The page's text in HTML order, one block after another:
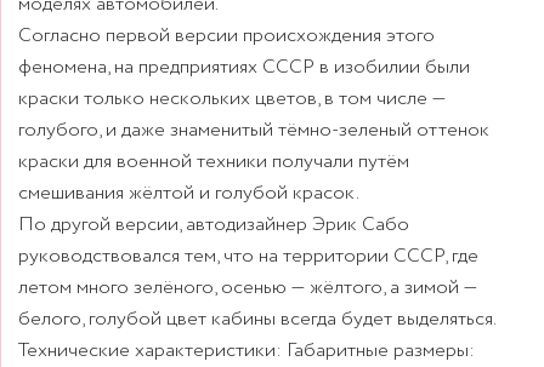
Согласно первой версии происхождения этого
феномена, на предприятиях СССР в изобилии были
краски только нескольких цветов, в том числе —
голубого, и даже знаменитый тёмно-зеленый оттенок
краски для военной техники получали путём
смешивания жёлтой и голубой красок.
По другой версии, автодизайнер Эрик Сабо
руководствовался тем, что на территории СССР, где
летом много зелёного, осенью — жёлтого, а зимой —
белого, голубой цвет кабины всегда будет выделяться.
Технические характеристики: Габаритные размеры: